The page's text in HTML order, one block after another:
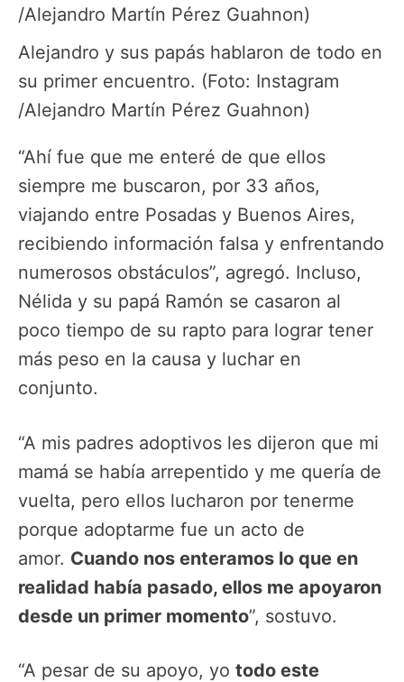
Alejandro y sus papás hablaron de todo en
su primer encuentro. (Foto: Instagram
/Alejandro Martín Pérez Guahnon)
“Ahí fue que me enteré de que ellos
siempre me buscaron, por 33 años,
viajando entre Posadas y Buenos Aires,
recibiendo información falsa y enfrentando
numerosos obstáculos”, agregó. Incluso,
Nélida y su papá Ramón se casaron al
poco tiempo de su rapto para lograr tener
más peso en la causa y luchar en
conjunto.
“A mis padres adoptivos les dijeron que mi
mamá se había arrepentido y me quería de
vuelta, pero ellos lucharon por tenerme
porque adoptarme fue un acto de
amor. Cuando nos enteramos lo que en
realidad había pasado, ellos me apoyaron
desde un primer momento”, sostuvo.
“A pesar de su apoyo, yo todo este